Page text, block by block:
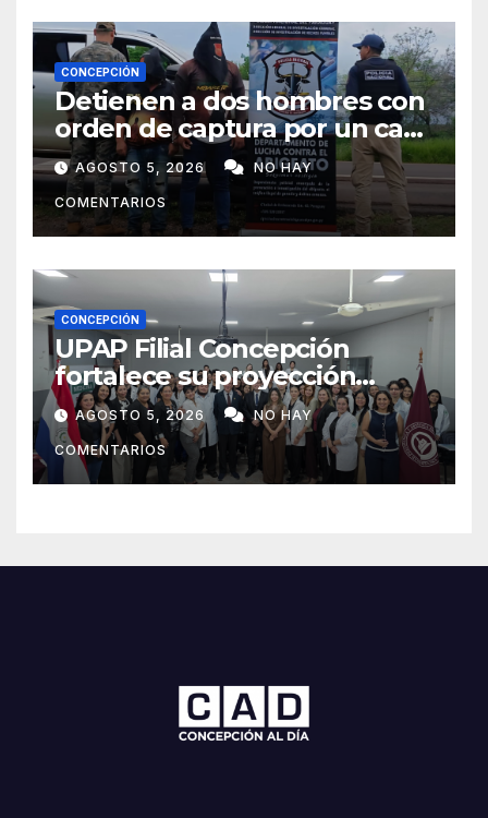
CONCEPCIÓN
Detienen a dos hombres con
orden de captura por un caso
de abigeato
AGOSTO 5, 2026 NO HAY
COMENTARIOS
CONCEPCIÓN
UPAP Filial Concepción
fortalece su proyección
internacional con la visita del
Prof. Dr. Antonio Castaño,
referente de la Universidad
de Sevilla
AGOSTO 5, 2026 NO HAY
COMENTARIOS